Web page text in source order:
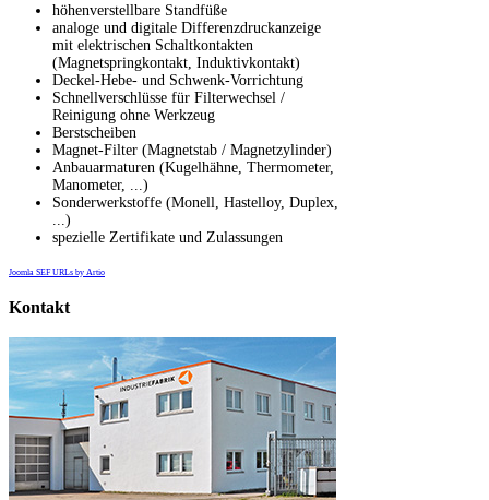
höhenverstellbare Standfüße
analoge und digitale Differenzdruckanzeige
mit elektrischen Schaltkontakten
(Magnetspringkontakt, Induktivkontakt)
Deckel-Hebe- und Schwenk-Vorrichtung
Schnellverschlüsse für Filterwechsel /
Reinigung ohne Werkzeug
Berstscheiben
Magnet-Filter (Magnetstab / Magnetzylinder)
Anbauarmaturen (Kugelhähne, Thermometer,
Manometer, ...)
Sonderwerkstoffe (Monell, Hastelloy, Duplex,
...)
spezielle Zertifikate und Zulassungen
Joomla SEF URLs by Artio
Kontakt